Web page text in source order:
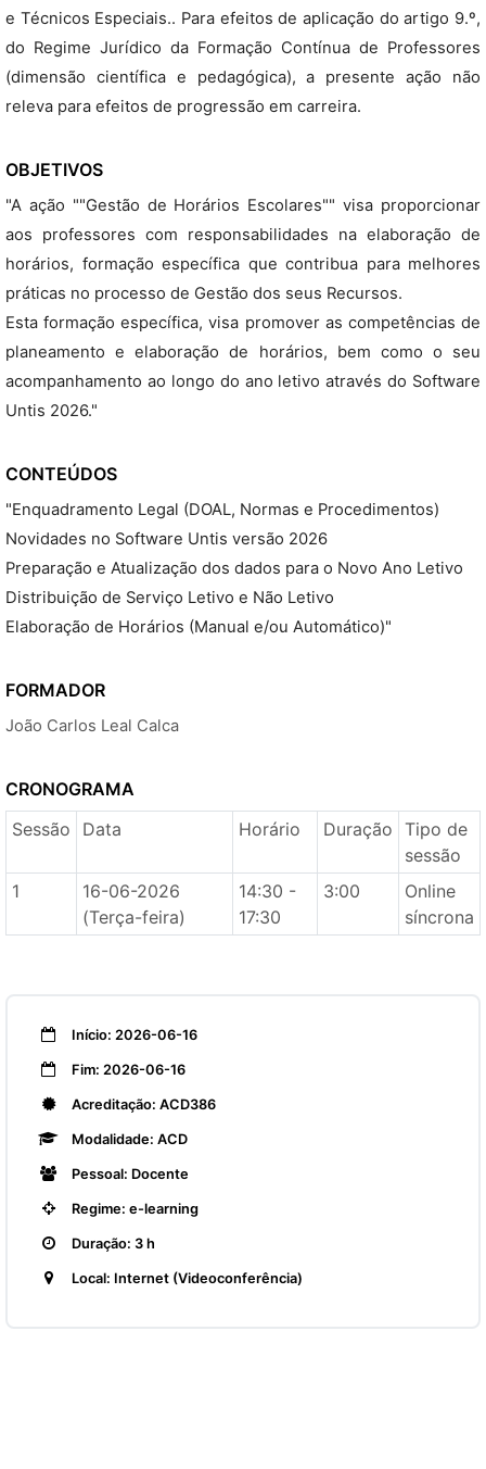
e Técnicos Especiais.. Para efeitos de aplicação do artigo 9.º,
do Regime Jurídico da Formação Contínua de Professores
(dimensão científica e pedagógica), a presente ação não
releva para efeitos de progressão em carreira.
OBJETIVOS
"A ação ""Gestão de Horários Escolares"" visa proporcionar
aos professores com responsabilidades na elaboração de
horários, formação específica que contribua para melhores
práticas no processo de Gestão dos seus Recursos.
Esta formação específica, visa promover as competências de
planeamento e elaboração de horários, bem como o seu
acompanhamento ao longo do ano letivo através do Software
Untis 2026."
CONTEÚDOS
"Enquadramento Legal (DOAL, Normas e Procedimentos)
Novidades no Software Untis versão 2026
Preparação e Atualização dos dados para o Novo Ano Letivo
Distribuição de Serviço Letivo e Não Letivo
Elaboração de Horários (Manual e/ou Automático)"
FORMADOR
João Carlos Leal Calca
CRONOGRAMA
Sessão
Data Horário Duração Tipo de
sessão
1
16-06-2026
(Terça-feira)
14:30 -
17:30
3:00
Online
síncrona
Início: 2026-06-16
Fim: 2026-06-16
Acreditação: ACD386
Modalidade: ACD
Pessoal: Docente
Regime: e-learning
Duração: 3 h
Local: Internet (Videoconferência)